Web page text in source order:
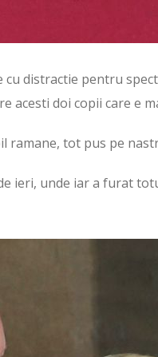
cu distractie pentru
acesti doi copii care e
ramane, tot pus pe
ieri, unde iar a furat